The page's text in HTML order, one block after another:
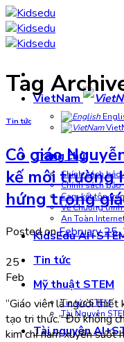
Skip
to
content
VietNam
Trang chủ
Chính sách
Chính sách
Cam kết tôn
Về Chương
An Toàn
KidsEdu
Tin tức
Mỹ thuật STEM
Tin tức STEM
Tài Nguyên
Tài nguyên
Tag
Tin tức
Cô giáo
kế môi trường
hứng trong
Posted onFebruary
25
Feb
“Giáo viên là người
tạo tri thức.” Đó không
kim chỉ nam xuyên suốt